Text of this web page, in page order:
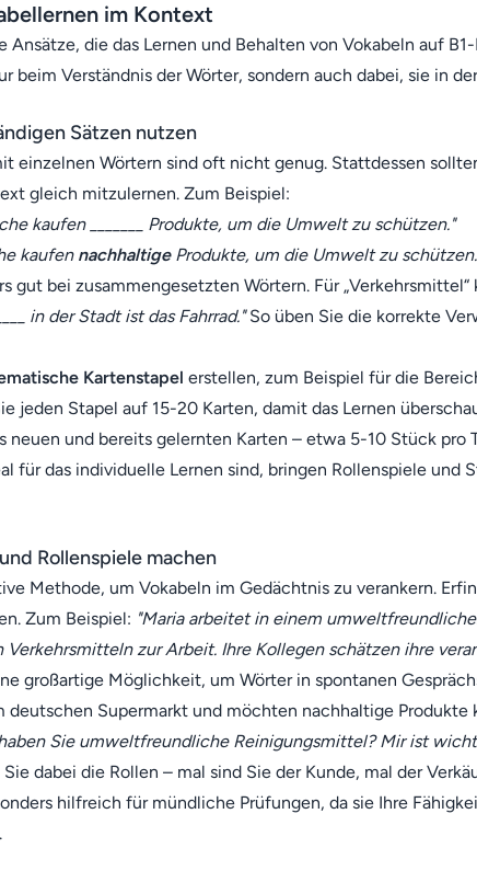
im Kontext
Ansätze, die das Lernen und Behalten von Vokabeln auf
beim Verständnis der Wörter, sondern auch dabei, sie in
Sätzen nutzen
einzelnen Wörtern sind oft nicht genug. Stattdessen
gleich mitzulernen. Zum Beispiel:
kaufen _______ Produkte, um die Umwelt zu schützen."
kaufen nachhaltigeProdukte, um die Umwelt zu
gut bei zusammengesetzten Wörtern. Für
in der Stadt ist das Fahrrad."So üben Sie die korrekte
Kartenstapel erstellen, zum Beispiel für die
jeden Stapel auf 15-20 Karten, damit das Lernen
neuen und bereits gelernten Karten – etwa 5-10 Stück pro
für das individuelle Lernen sind, bringen Rollenspiele und
Rollenspiele machen
Methode, um Vokabeln im Gedächtnis zu verankern.
Zum Beispiel: "Maria arbeitet in einem
zur Arbeit. Ihre Kollegen schätzen ihre
großartige Möglichkeit, um Wörter in spontanen
deutschen Supermarkt und möchten nachhaltige Produkte
Sie umweltfreundliche Reinigungsmittel? Mir ist
dabei die Rollen – mal sind Sie der Kunde, mal der
hilfreich für mündliche Prüfungen, da sie Ihre